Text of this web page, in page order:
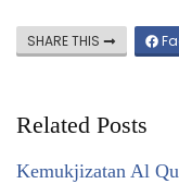
SHARE THIS
Related Posts
Kemukjizatan Al